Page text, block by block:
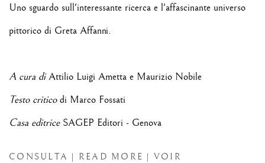
Uno sguardo sull'interessante ricerca e l'affascinante universo
pittorico di Greta Affanni.
A cura diAttilio Luigi Ametta e Maurizio Nobile
Testo criticodi Marco Fossati
Casa editrice SAGEP Editori - Genova
CONSULTA | READ MORE | VOIR